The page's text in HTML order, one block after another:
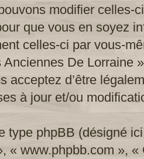
modifier celles-
que vous en soyez
celles-ci par vous-
De Lorraine
acceptez d’être
à jour et/ou
type phpBB (désigné
« www.phpbb.com »,